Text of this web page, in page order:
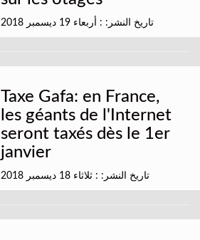
تاريخ النشر: : أربعاء 19 ديسمبر 2018
Taxe Gafa: en France,
les géants de l'Internet
seront taxés dès le 1er
janvier
تاريخ النشر: : ثلاثاء 18 ديسمبر 2018